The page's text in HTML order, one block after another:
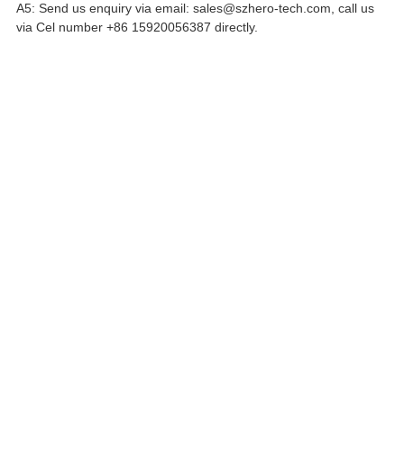
A5: Send us enquiry via email: sales@szhero-tech.com, call us
via Cel number +86 15920056387 directly.